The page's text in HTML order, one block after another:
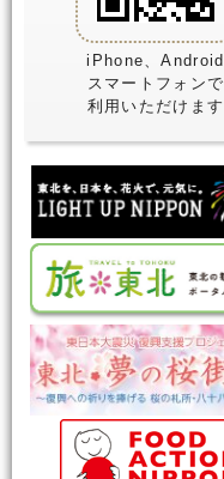
iPhone、Android
スマートフォンで
利用いただけます